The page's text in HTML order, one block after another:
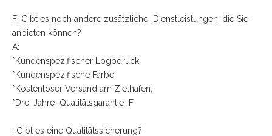
F: Gibt es noch andere zusätzliche Dienstleistungen, die Sie
anbieten können?
A:
*Kundenspezifischer Logodruck;
*Kundenspezifische Farbe;
*Kostenloser Versand am Zielhafen;
*Drei Jahre Qualitätsgarantie F
: Gibt es eine Qualitätssicherung?